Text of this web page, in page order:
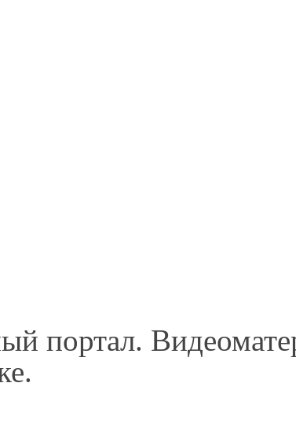
портал.